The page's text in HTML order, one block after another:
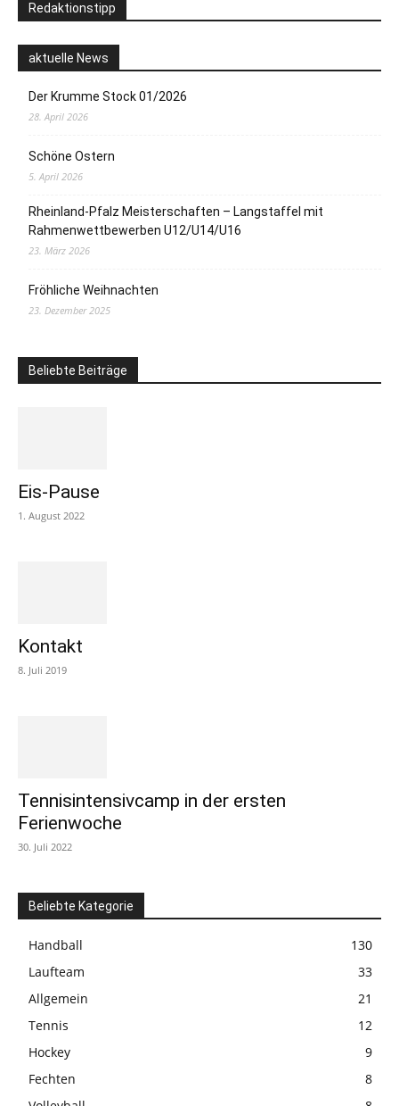
Redaktionstipp
aktuelle News
Der Krumme Stock 01/2026
28. April 2026
Schöne Ostern
5. April 2026
Rheinland-Pfalz Meisterschaften – Langstaffel mit
Rahmenwettbewerben U12/U14/U16
23. März 2026
Fröhliche Weihnachten
23. Dezember 2025
Beliebte Beiträge
Eis-Pause
1. August 2022
Kontakt
8. Juli 2019
Tennisintensivcamp in der ersten
Ferienwoche
30. Juli 2022
Beliebte Kategorie
Handball
130
Laufteam
33
Allgemein
21
Tennis
12
Hockey
9
Fechten
8